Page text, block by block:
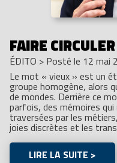
FAIRE
ÉDITO > Posté le 12 mai
Le mot « vieux » est un
groupe homogène, alors
de mondes. Derrière ce
parfois, des mémoires
traversées par les
joies discrètes et les
LIRE LA SUITE >